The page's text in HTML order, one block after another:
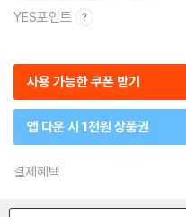
YES포인트
사용 가능한 쿠폰 받기
앱 다운 시 1천원 상품권
결제혜택